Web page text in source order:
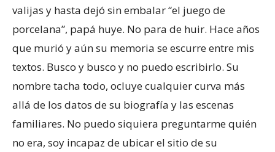
valijas y hasta dejó sin embalar “el juego de
porcelana”, papá huye. No para de huir. Hace años
que murió y aún su memoria se escurre entre mis
textos. Busco y busco y no puedo escribirlo. Su
nombre tacha todo, ocluye cualquier curva más
allá de los datos de su biografía y las escenas
familiares. No puedo siquiera preguntarme quién
no era, soy incapaz de ubicar el sitio de su